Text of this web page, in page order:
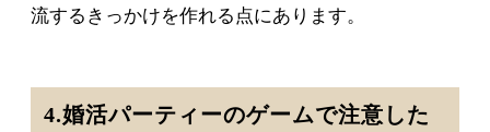
流するきっかけを作れる点にあります。
4.婚活パーティーのゲームで注意した